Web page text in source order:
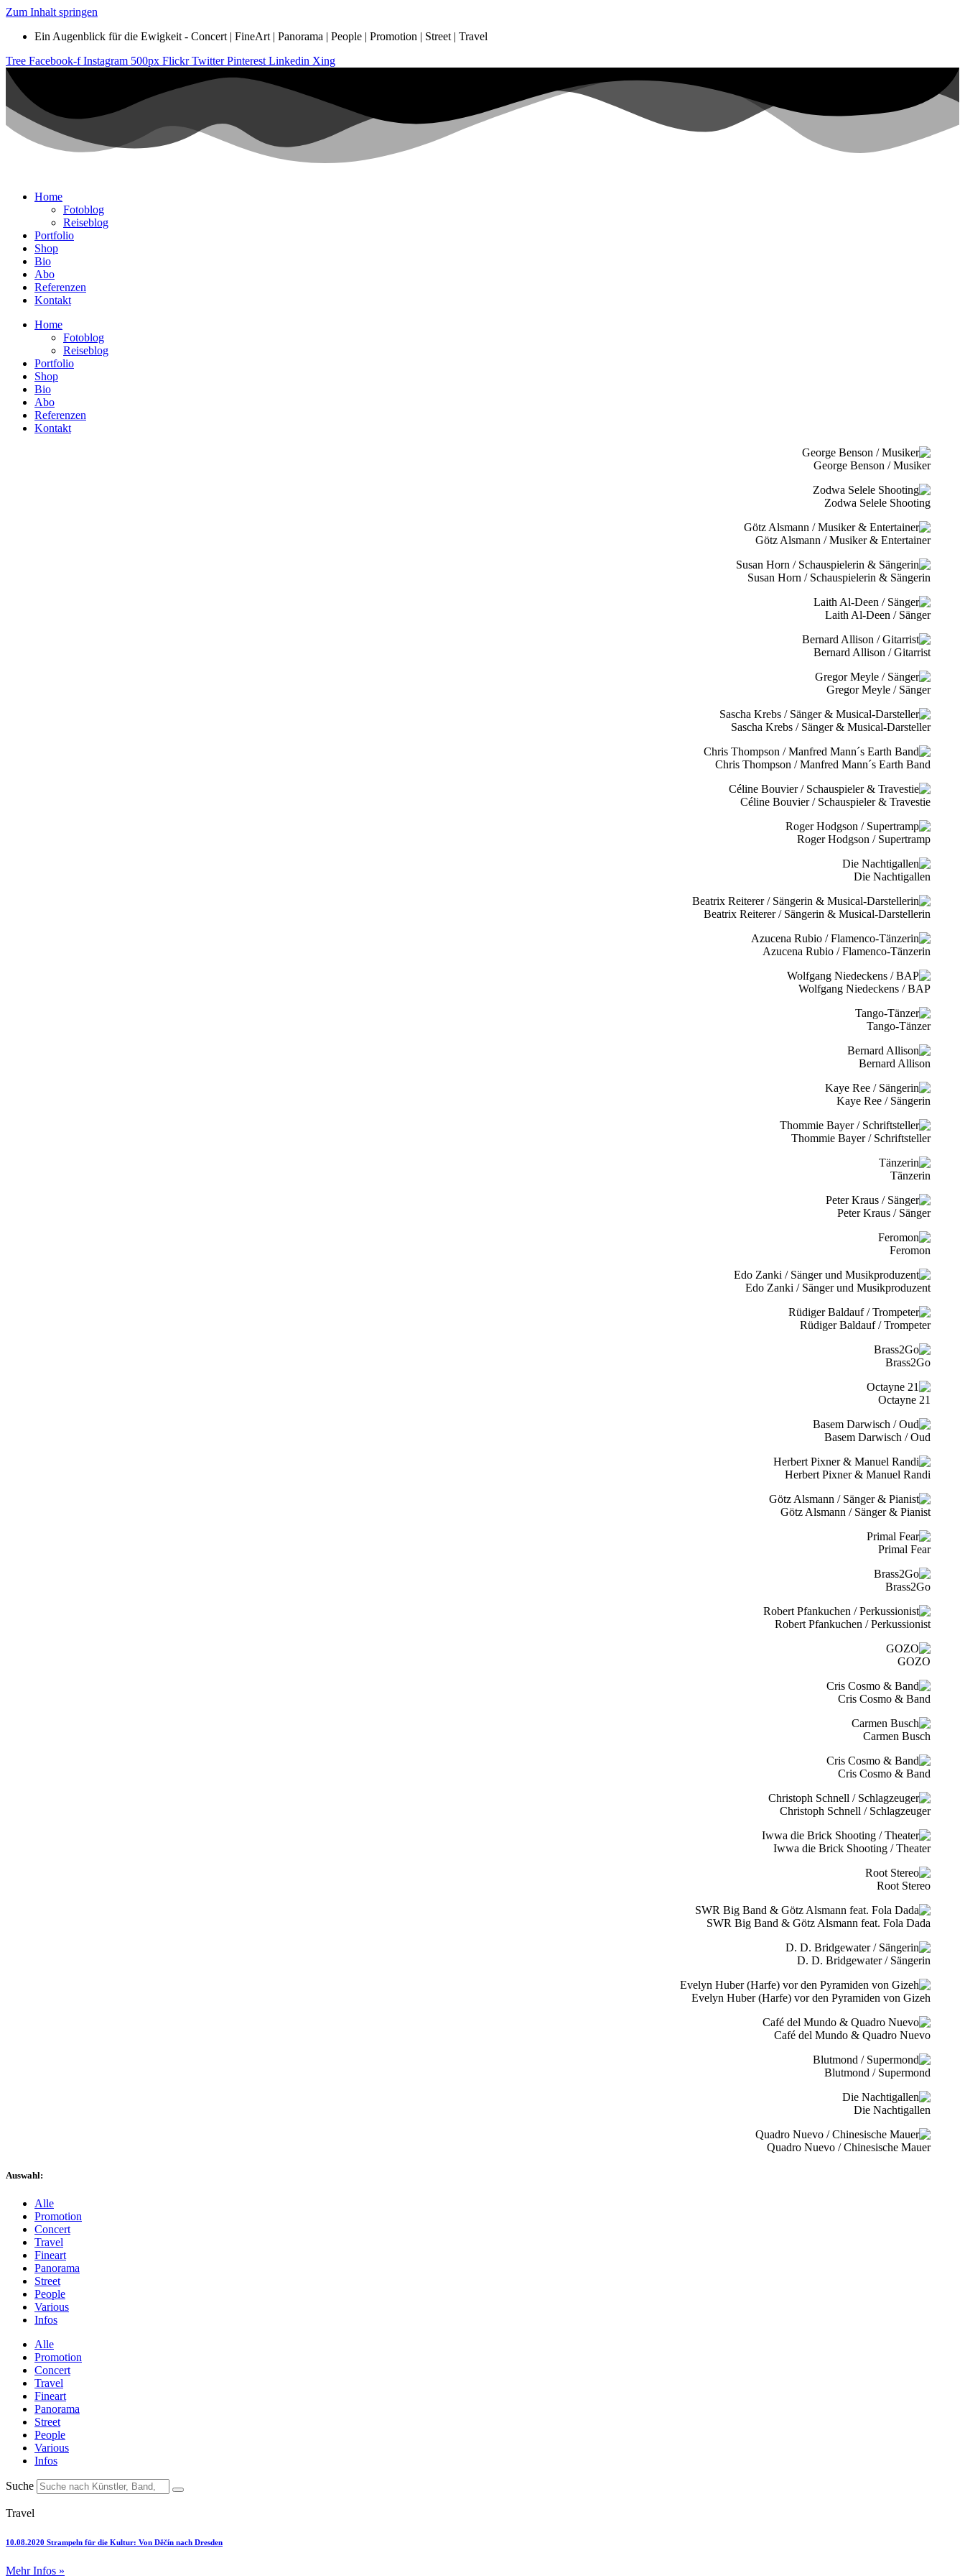
Zum Inhalt springen
Ein Augenblick für die Ewigkeit - Concert | FineArt | Panorama | People | Promotion | Street | Travel
Tree Facebook-f Instagram 500px Flickr Twitter Pinterest Linkedin Xing
Home
Fotoblog
Reiseblog
Portfolio
Shop
Bio
Abo
Referenzen
Kontakt
Home
Fotoblog
Reiseblog
Portfolio
Shop
Bio
Abo
Referenzen
Kontakt
George Benson / Musiker
Zodwa Selele Shooting
Götz Alsmann / Musiker & Entertainer
Susan Horn / Schauspielerin & Sängerin
Laith Al-Deen / Sänger
Bernard Allison / Gitarrist
Gregor Meyle / Sänger
Sascha Krebs / Sänger & Musical-Darsteller
Chris Thompson / Manfred Mann´s Earth Band
Céline Bouvier / Schauspieler & Travestie
Roger Hodgson / Supertramp
Die Nachtigallen
Beatrix Reiterer / Sängerin & Musical-Darstellerin
Azucena Rubio / Flamenco-Tänzerin
Wolfgang Niedeckens / BAP
Tango-Tänzer
Bernard Allison
Kaye Ree / Sängerin
Thommie Bayer / Schriftsteller
Tänzerin
Peter Kraus / Sänger
Feromon
Edo Zanki / Sänger und Musikproduzent
Rüdiger Baldauf / Trompeter
Brass2Go
21 Octayne
Basem Darwisch / Oud
Herbert Pixner & Manuel Randi
Götz Alsmann / Sänger & Pianist
Primal Fear
Brass2Go
Robert Pfankuchen / Perkussionist
GOZO
Cris Cosmo & Band
Carmen Busch
Cris Cosmo & Band
Christoph Schnell / Schlagzeuger
Iwwa die Brick Shooting / Theater
Root Stereo
SWR Big Band & Götz Alsmann feat. Fola Dada
D. D. Bridgewater / Sängerin
Evelyn Huber (Harfe) vor den Pyramiden von Gizeh
Café del Mundo & Quadro Nuevo
Blutmond / Supermond
Die Nachtigallen
Quadro Nuevo / Chinesische Mauer
Auswahl:
Alle
Promotion
Concert
Travel
Fineart
Panorama
Street
People
Various
Infos
Alle
Promotion
Concert
Travel
Fineart
Panorama
Street
People
Various
Infos
Suche
Travel
10.08.2020 Strampeln für die Kultur: Von Děčín nach Dresden
Mehr Infos »